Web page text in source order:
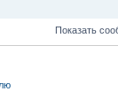
Показать